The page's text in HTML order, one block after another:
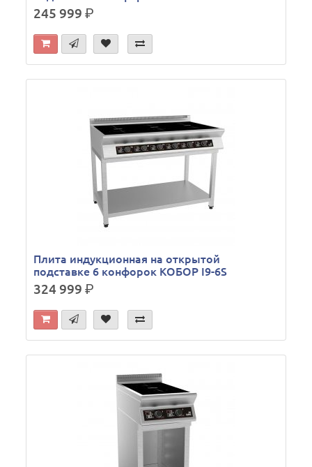
245 999р.
Плита индукционная на открытой
подставке 6 конфорок КОБОР I9-6S
324 999р.